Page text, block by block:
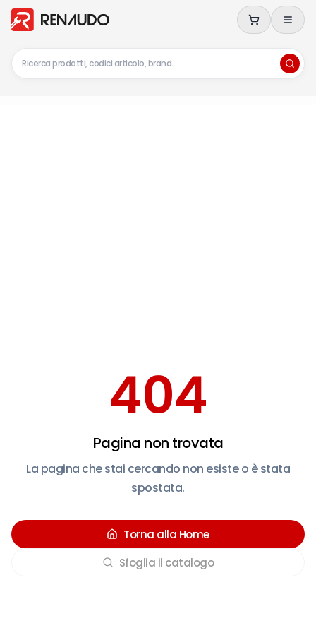
404
Pagina non trovata
La pagina che stai cercando non esiste o è stata
spostata.
Torna alla Home
Sfoglia il catalogo